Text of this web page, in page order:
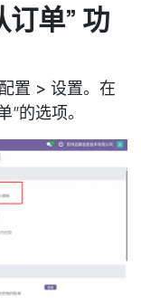
单” 功
配置 > 设置。在
”的选项。